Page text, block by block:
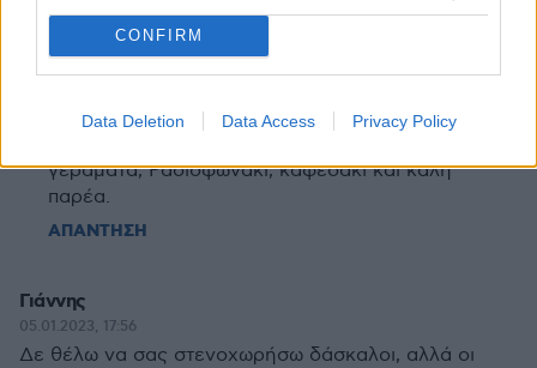
CONFIRM
Data Deletion Data Access Privacy Policy
ΑΠΑΝΤΗΣΗ
05.01.2023, 23:47
γεράματα; Ραδιοφωνάκι, καφεδάκι και καλή
παρέα.
ΑΠΑΝΤΗΣΗ
Γιάννης
05.01.2023, 17:56
Δε θέλω να σας στενοχωρήσω δάσκαλοι, αλλά οι